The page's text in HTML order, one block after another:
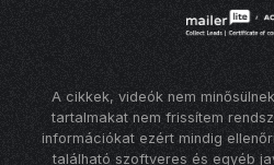
A cikkek, videók nem
tartalmakat nem frissítem
információkat ezért mindig
található szoftveres és egyéb